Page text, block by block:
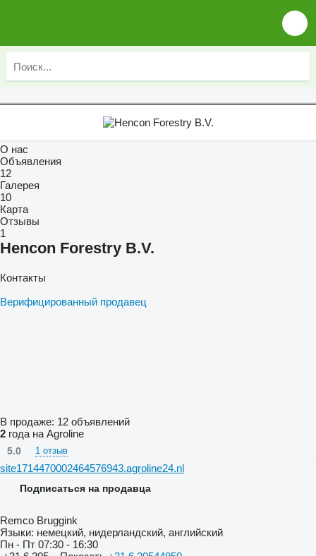
О нас
Объявления
12
Галерея
10
Карта
Отзывы
1
Hencon Forestry B.V.
Контакты
Верифицированный продавец
В продаже: 12 объявлений
2 года на Agroline
5.0 1 отзыв
site1714470002464576943.agroline24.nl
Подписаться на продавца
Remco Bruggink
Языки: немецкий, нидерландский, английский
Пн - Пт 07:30 - 16:30